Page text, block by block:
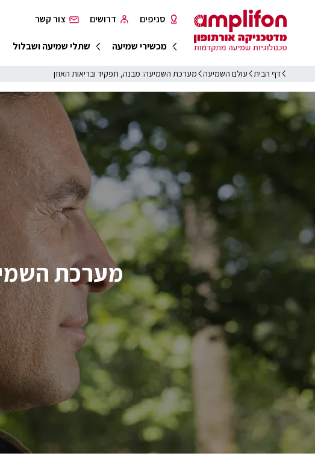
מכשירי שמיעה שתלי שמיעה ושבלול
סניפים דרושים צור קשר
דף הבית עולם השמיעה מערכת השמיעה: מבנה, תפקיד ובריאות האוזן
מערכת